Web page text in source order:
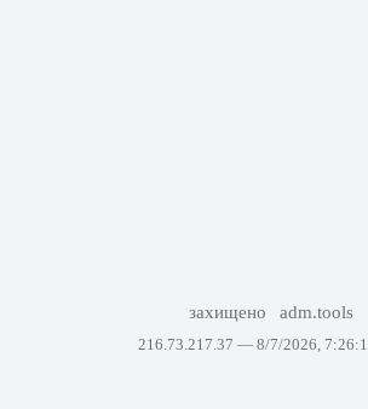
захищено adm.tools
216.73.217.37 — 8/7/2026,